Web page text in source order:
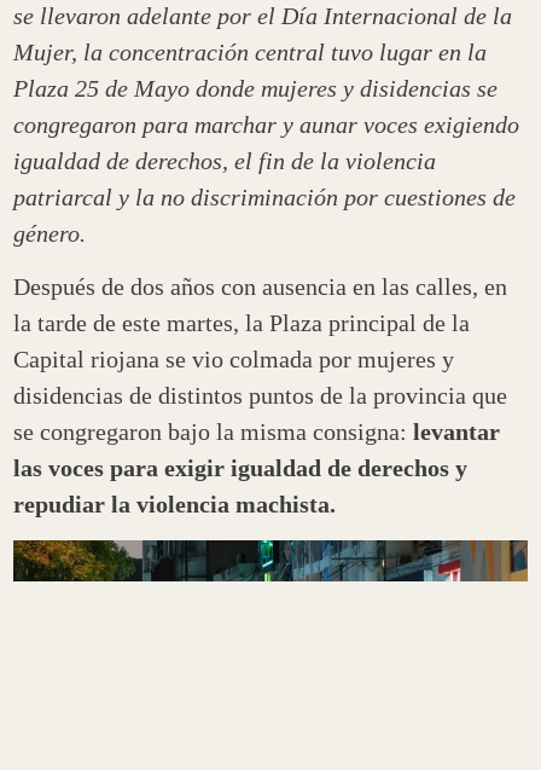
se llevaron adelante por el Día Internacional de la
Mujer, la concentración central tuvo lugar en la
Plaza 25 de Mayo donde mujeres y disidencias se
congregaron para marchar y aunar voces exigiendo
igualdad de derechos, el fin de la violencia
patriarcal y la no discriminación por cuestiones de
género.
Después de dos años con ausencia en las calles, en
la tarde de este martes, la Plaza principal de la
Capital riojana se vio colmada por mujeres y
disidencias de distintos puntos de la provincia que
se congregaron bajo la misma consigna:levantar
las voces para exigir igualdad de derechos y
repudiar la violencia machista.